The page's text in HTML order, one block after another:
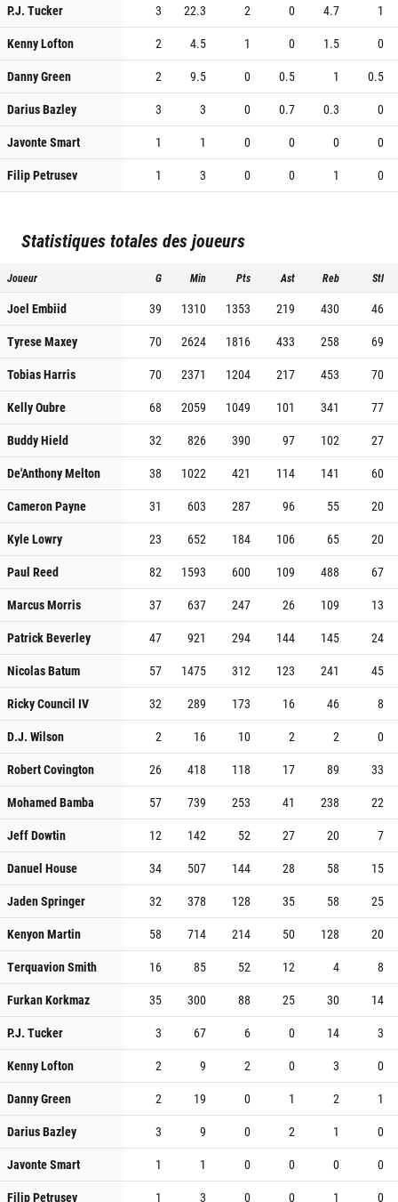
P.J. Tucker
3 22.3 2 0 4.7
1
Kenny Lofton
2 4.5 1 0 1.5
0
Danny Green
2 9.5 0 0.5 1
0.5
Darius Bazley
3 3 0 0.7 0.3
0
Javonte Smart
1 1 0 0 0
0
Filip Petrusev
1 3 0 0 1 0
Statistiques totales des joueurs
Joueur G Min Pts Ast Reb Stl
Joel Embiid 39 1310 1353 219 430
46
Tyrese Maxey
70 2624 1816 433 258
69
Tobias Harris
70 2371 1204 217 453
70
Kelly Oubre
68 2059 1049 101 341
77
Buddy Hield
32 826 390 97 102
27
De'Anthony Melton
38 1022 421 114 141
60
Cameron Payne
31 603 287 96 55
20
Kyle Lowry
23 652 184 106 65
20
Paul Reed
82 1593 600 109 488
67
Marcus Morris
37 637 247 26 109
13
Patrick Beverley
47 921 294 144 145
24
Nicolas Batum
57 1475 312 123 241
45
Ricky Council IV
32 289 173 16 46
8
D.J. Wilson
2 16 10 2 2
0
Robert Covington
26 418 118 17 89
33
Mohamed Bamba
57 739 253 41 238
22
Jeff Dowtin
12 142 52 27 20
7
Danuel House
34 507 144 28 58
15
Jaden Springer
32 378 128 35 58
25
Kenyon Martin
58 714 214 50 128
20
Terquavion Smith
16 85 52 12 4
8
Furkan Korkmaz
35 300 88 25 30
14
P.J. Tucker
3 67 6 0 14
3
Kenny Lofton
2 9 2 0 3
0
Danny Green
2 19 0 1 2
1
Darius Bazley
3 9 0 2 1
0
Javonte Smart
1 1 0 0 0
0
Filip Petrusev
1 3 0 0 1 0